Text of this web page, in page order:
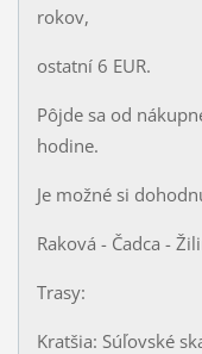
rokov,
ostatní 6 EUR.
Pôjde sa od
hodine.
Je možné si
Raková - Čadca -
Trasy:
Kratšia: Súľovské